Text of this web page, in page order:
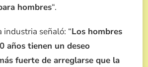
hombres“.
industria señaló: “Los hombres
años tienen un deseo
fuerte de arreglarse que la